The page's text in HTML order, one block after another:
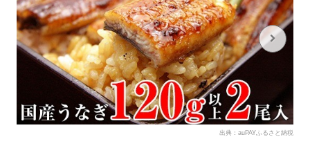
出典：auPAYふるさと納税